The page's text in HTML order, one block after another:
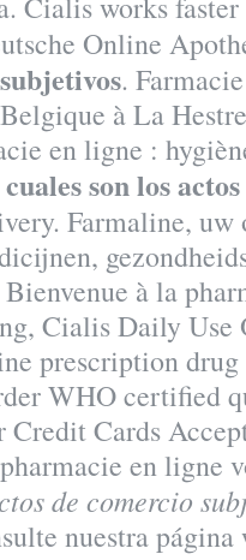
Online
.
à La
en ligne :
cuales son los
Farmaline,
à la
Cialis Daily Use
prescription drug
WHO certified
Credit Cards
en ligne
de comercio
nuestra